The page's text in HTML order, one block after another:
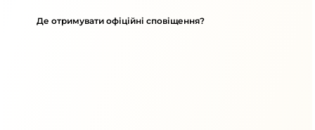
Де отримувати офіційні сповіщення?